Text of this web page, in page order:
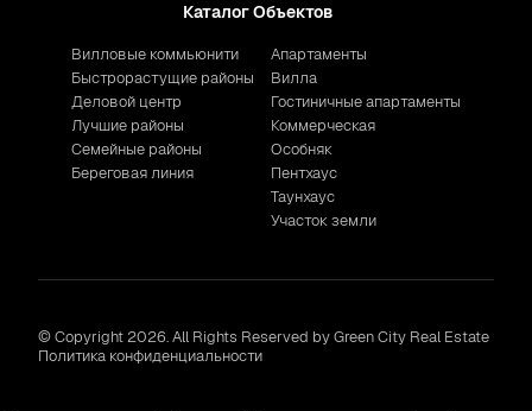
Каталог Объектов
Вилловые коммьюнити
Быстрорастущие районы
Деловой центр
Лучшие районы
Семейные районы
Береговая линия
Апартаменты
Вилла
Гостиничные апартаменты
Коммерческая
Особняк
Пентхаус
Таунхаус
Участок земли
© Copyright 2026. All Rights Reserved by Green City Real Estate
Политика конфиденциальности